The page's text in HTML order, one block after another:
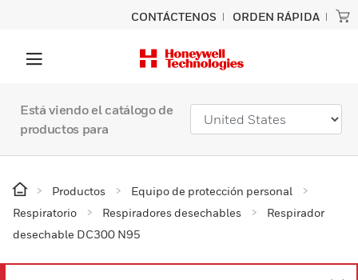
CONTÁCTENOS ORDEN RÁPIDA
Está viendo el catálogo de
productos para
Productos
Equipo de protección personal
Respiratorio
Respiradores desechables
Respirador
desechable DC300 N95